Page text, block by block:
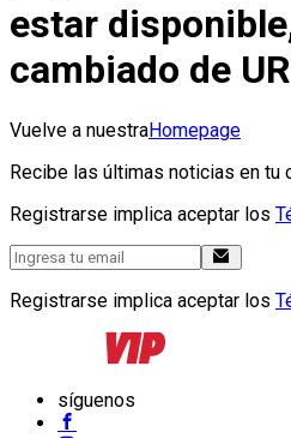
estar
cambiado de
Vuelve a nuestraHomepage
Recibe las últimas noticias en tu
Registrarse implica aceptar los
Registrarse implica aceptar los
síguenos